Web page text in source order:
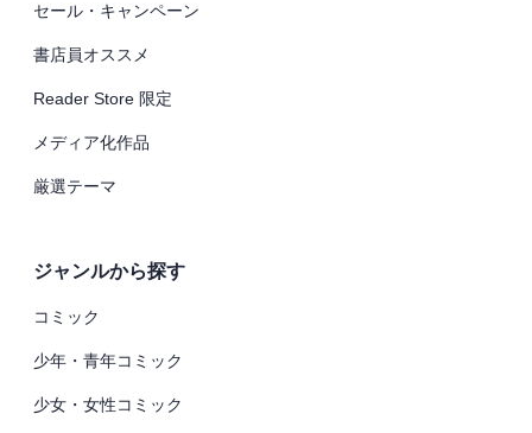
セール・キャンペーン
書店員オススメ
Reader Store 限定
メディア化作品
厳選テーマ
ジャンルから探す
コミック
少年・青年コミック
少女・女性コミック